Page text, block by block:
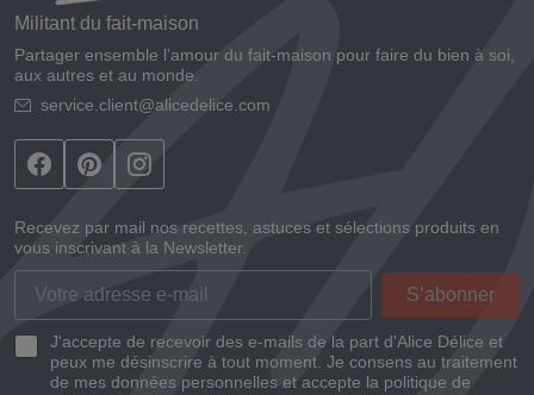
Militant du fait-maison
Partager ensemble l’amour du fait-maison pour faire du bien à soi,
aux autres et au monde.
service.client@alicedelice.com
Recevez par mail nos recettes, astuces et sélections produits en
vous inscrivant à la Newsletter.
J'accepte de recevoir des e-mails de la part d'Alice Délice et
peux me désinscrire à tout moment. Je consens au traitement
de mes données personnelles et accepte la politique de